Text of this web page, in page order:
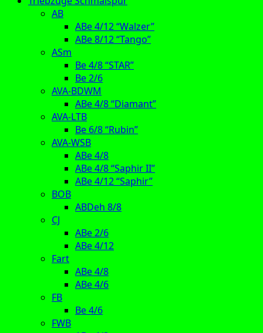
AB
ABe 4/12 “Walzer”
ABe 8/12 “Tango”
ASm
Be 4/8 “STAR”
Be 2/6
AVA-BDWM
ABe 4/8 “Diamant”
AVA-LTB
Be 6/8 “Rubin”
AVA-WSB
ABe 4/8
ABe 4/8 “Saphir II”
ABe 4/12 “Saphir”
BOB
ABDeh 8/8
CJ
ABe 2/6
ABe 4/12
Fart
ABe 4/8
ABe 4/6
FB
Be 4/6
FWB